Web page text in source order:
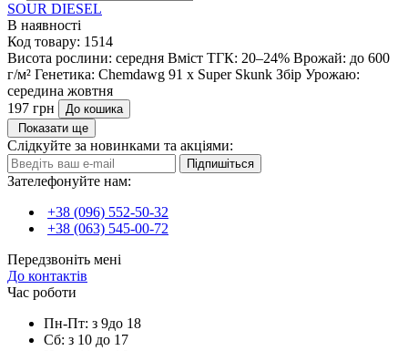
SOUR DIESEL
В наявності
Код товару: 1514
Висота рослини: середня Вміст ТГК: 20–24% Врожай: до 600
г/м² Генетика: Chemdawg 91 x Super Skunk Збір Урожаю:
середина жовтня
197 грн
До кошика
Показати ще
Слідкуйте за новинками та акціями:
Підпишіться
Зателефонуйте нам:
+38 (096) 552-50-32
+38 (063) 545-00-72
Передзвоніть мені
До контактів
Час роботи
Пн-Пт: з 9до 18
Сб: з 10 до 17